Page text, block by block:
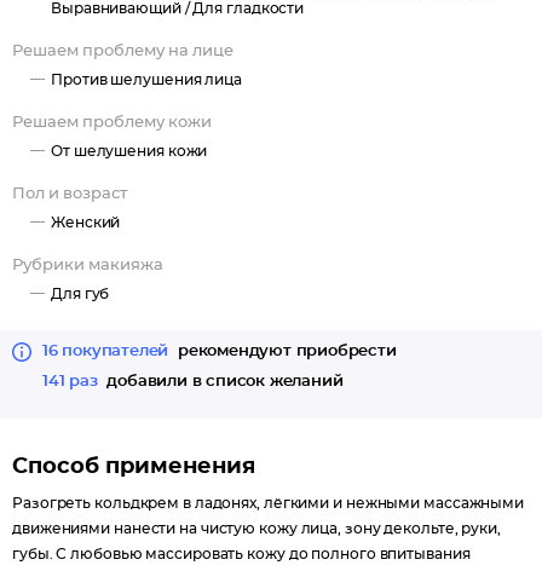
Выравнивающий /Для гладкости
Решаем проблему на лице
Против шелушения лица
Решаем проблему кожи
От шелушения кожи
Пол и возраст
Женский
Рубрики макияжа
Для губ
16 покупателей
рекомендуют приобрести
141 раз добавили в список желаний
Способ применения
Разогреть кольдкрем в ладонях, лёгкими и нежными массажными
движениями нанести на чистую кожу лица, зону декольте, руки,
губы. С любовью массировать кожу до полного впитывания